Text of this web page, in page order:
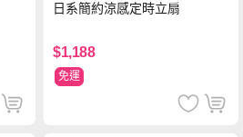
日系簡約涼感定時立扇
$1,188
免運